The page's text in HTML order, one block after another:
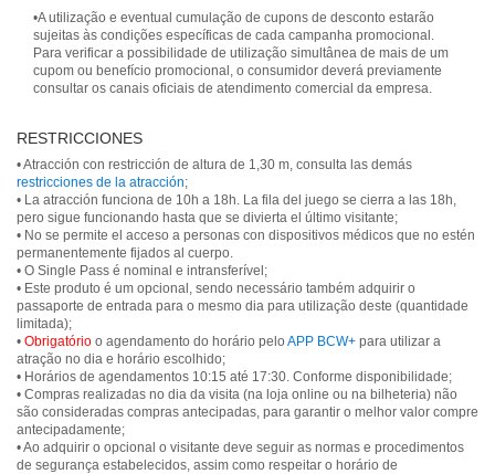
•A utilização e eventual cumulação de cupons de desconto estarão
sujeitas às condições específicas de cada campanha promocional.
Para verificar a possibilidade de utilização simultânea de mais de um
cupom ou benefício promocional, o consumidor deverá previamente
consultar os canais oficiais de atendimento comercial da empresa.
RESTRICCIONES
• Atracción con restricción de altura de 1,30 m, consulta las demás
restricciones de la atracción;
• La atracción funciona de 10h a 18h. La fila del juego se cierra a las 18h,
pero sigue funcionando hasta que se divierta el último visitante;
• No se permite el acceso a personas con dispositivos médicos que no estén
permanentemente fijados al cuerpo.
• O Single Pass é nominal e intransferível;
• Este produto é um opcional, sendo necessário também adquirir o
passaporte de entrada para o mesmo dia para utilização deste (quantidade
limitada);
• Obrigatório o agendamento do horário pelo APP BCW+ para utilizar a
atração no dia e horário escolhido;
• Horários de agendamentos 10:15 até 17:30. Conforme disponibilidade;
• Compras realizadas no dia da visita (na loja online ou na bilheteria) não
são consideradas compras antecipadas, para garantir o melhor valor compre
antecipadamente;
• Ao adquirir o opcional o visitante deve seguir as normas e procedimentos
de segurança estabelecidos, assim como respeitar o horário de